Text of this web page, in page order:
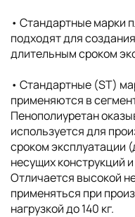
• Стандартные марки
подходят для
длительным сроком
• Стандартные (ST)
применяются в
Пенополиуретан
используется для
сроком эксплуатации
несущих конструкций
Отличается высокой
применяться при
нагрузкой до 140 кг.